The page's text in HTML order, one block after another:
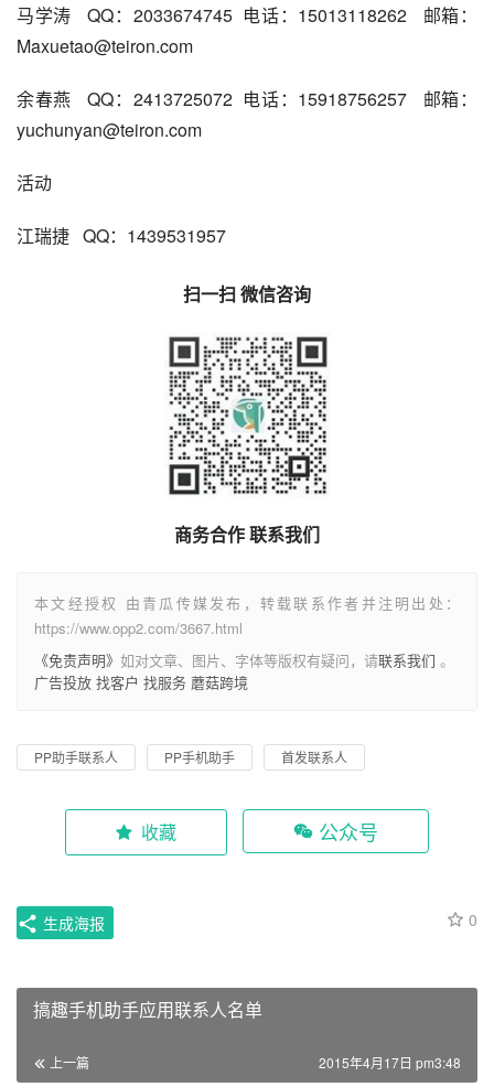
马学涛   QQ：2033674745  电话：15013118262   邮箱：
Maxuetao@teiron.com
余春燕   QQ：2413725072  电话：15918756257   邮箱：
yuchunyan@teiron.com
活动
江瑞捷   QQ：1439531957
扫一扫 微信咨询
商务合作 联系我们
本文经授权 由青瓜传媒发布，转载联系作者并注明出处：
https://www.opp2.com/3667.html
《免责声明》 如对文章、图片、字体等版权有疑问，请联系我们 。
广告投放 找客户 找服务 蘑菇跨境
PP助手联系人 PP手机助手 首发联系人
收藏 公众号
0
生成海报
搞趣手机助手应用联系人名单
上一篇 2015年4月17日 pm3:48